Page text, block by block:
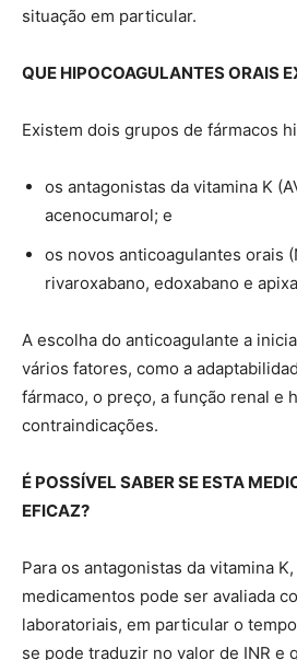
situação em particular.
QUE HIPOCOAGULANTES ORAIS
Existem dois grupos de fármacos
os antagonistas da vitamina K
acenocumarol; e
os novos anticoagulantes orais
rivaroxabano, edoxabano e
A escolha do anticoagulante a
vários fatores, como a
fármaco, o preço, a função renal e
contraindicações.
É POSSÍVEL SABER SE ESTA
EFICAZ?
Para os antagonistas da vitamina
medicamentos pode ser avaliada
laboratoriais, em particular o
se pode traduzir no valor de INR e